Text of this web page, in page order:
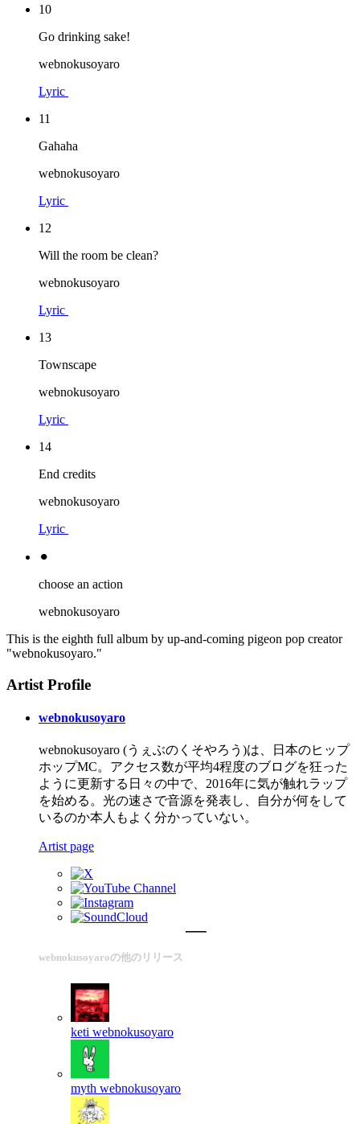
10
Go drinking sake!
webnokusoyaro
Lyric
11
Gahaha
webnokusoyaro
Lyric
12
Will the room be clean?
webnokusoyaro
Lyric
13
Townscape
webnokusoyaro
Lyric
14
End credits
webnokusoyaro
Lyric
⚫︎
choose an action
webnokusoyaro
This is the eighth full album by up-and-coming pigeon pop creator
"webnokusoyaro."
Artist Profile
webnokusoyaro
webnokusoyaro (うぇぶのくそやろう)は、日本のヒップ
ホップMC。アクセス数が平均4程度のブログを狂った
ように更新する日々の中で、2016年に気が触れラップ
を始める。光の速さで音源を発表し、自分が何をして
いるのか本人もよく分かっていない。
Artist page
webnokusoyaroの他のリリース
keti webnokusoyaro
myth webnokusoyaro